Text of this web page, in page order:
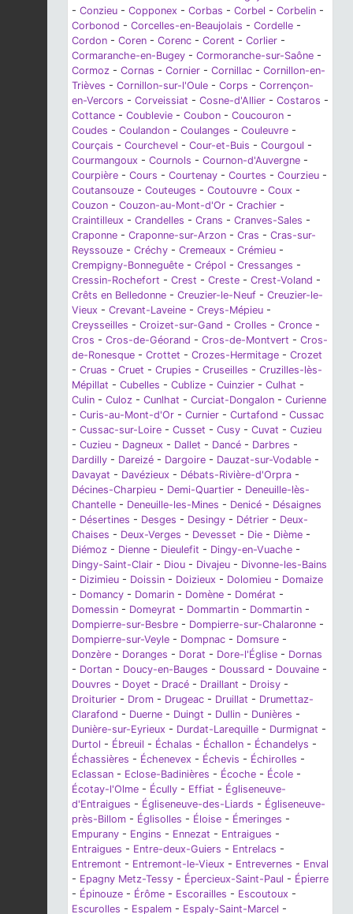
- Conzieu - Copponex - Corbas - Corbel - Corbelin -
Corbonod - Corcelles-en-Beaujolais - Cordelle -
Cordon - Coren - Corenc - Corent - Corlier -
Cormaranche-en-Bugey - Cormoranche-sur-Saône -
Cormoz - Cornas - Cornier - Cornillac - Cornillon-en-
Trièves - Cornillon-sur-l'Oule - Corps - Corrençon-
en-Vercors - Corveissiat - Cosne-d'Allier - Costaros -
Cottance - Coublevie - Coubon - Coucouron -
Coudes - Coulandon - Coulanges - Couleuvre -
Courçais - Courchevel - Cour-et-Buis - Courgoul -
Courmangoux - Cournols - Cournon-d'Auvergne -
Courpière - Cours - Courtenay - Courtes - Courzieu -
Coutansouze - Couteuges - Coutouvre - Coux -
Couzon - Couzon-au-Mont-d'Or - Crachier -
Craintilleux - Crandelles - Crans - Cranves-Sales -
Craponne - Craponne-sur-Arzon - Cras - Cras-sur-
Reyssouze - Créchy - Cremeaux - Crémieu -
Crempigny-Bonneguête - Crépol - Cressanges -
Cressin-Rochefort - Crest - Creste - Crest-Voland -
Crêts en Belledonne - Creuzier-le-Neuf - Creuzier-le-
Vieux - Crevant-Laveine - Creys-Mépieu -
Creysseilles - Croizet-sur-Gand - Crolles - Cronce -
Cros - Cros-de-Géorand - Cros-de-Montvert - Cros-
de-Ronesque - Crottet - Crozes-Hermitage - Crozet
- Cruas - Cruet - Crupies - Cruseilles - Cruzilles-lès-
Mépillat - Cubelles - Cublize - Cuinzier - Culhat -
Culin - Culoz - Cunlhat - Curciat-Dongalon - Curienne
- Curis-au-Mont-d'Or - Curnier - Curtafond - Cussac
- Cussac-sur-Loire - Cusset - Cusy - Cuvat - Cuzieu
- Cuzieu - Dagneux - Dallet - Dancé - Darbres -
Dardilly - Dareizé - Dargoire - Dauzat-sur-Vodable -
Davayat - Davézieux - Débats-Rivière-d'Orpra -
Décines-Charpieu - Demi-Quartier - Deneuille-lès-
Chantelle - Deneuille-les-Mines - Denicé - Désaignes
- Désertines - Desges - Desingy - Détrier - Deux-
Chaises - Deux-Verges - Devesset - Die - Dième -
Diémoz - Dienne - Dieulefit - Dingy-en-Vuache -
Dingy-Saint-Clair - Diou - Divajeu - Divonne-les-Bains
- Dizimieu - Doissin - Doizieux - Dolomieu - Domaize
- Domancy - Domarin - Domène - Domérat -
Domessin - Domeyrat - Dommartin - Dommartin -
Dompierre-sur-Besbre - Dompierre-sur-Chalaronne -
Dompierre-sur-Veyle - Dompnac - Domsure -
Donzère - Doranges - Dorat - Dore-l'Église - Dornas
- Dortan - Doucy-en-Bauges - Doussard - Douvaine -
Douvres - Doyet - Dracé - Draillant - Droisy -
Droiturier - Drom - Drugeac - Druillat - Drumettaz-
Clarafond - Duerne - Duingt - Dullin - Dunières -
Dunière-sur-Eyrieux - Durdat-Larequille - Durmignat -
Durtol - Ébreuil - Échalas - Échallon - Échandelys -
Échassières - Échenevex - Échevis - Échirolles -
Eclassan - Eclose-Badinières - Écoche - École -
Écotay-l'Olme - Écully - Effiat - Égliseneuve-
d'Entraigues - Égliseneuve-des-Liards - Égliseneuve-
près-Billom - Églisolles - Éloise - Émeringes -
Empurany - Engins - Ennezat - Entraigues -
Entraigues - Entre-deux-Guiers - Entrelacs -
Entremont - Entremont-le-Vieux - Entrevernes - Enval
- Epagny Metz-Tessy - Épercieux-Saint-Paul - Épierre
- Épinouze - Érôme - Escorailles - Escoutoux -
Escurolles - Espalem - Espaly-Saint-Marcel -